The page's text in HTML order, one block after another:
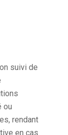
suivi de
ou
rendant
en cas